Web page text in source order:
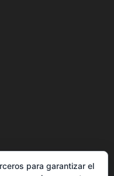
para garantizar el